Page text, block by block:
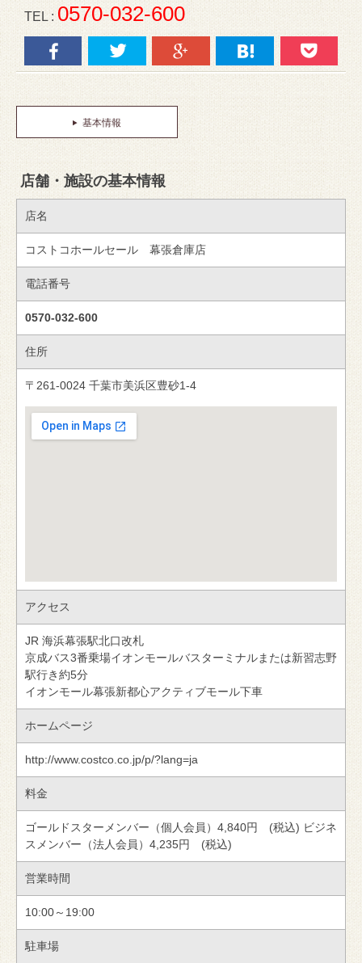
TEL : 0570-032-600
基本情報
店舗・施設の基本情報
店名
コストコホールセール 幕張倉庫店
電話番号
0570-032-600
住所
〒261-0024 千葉市美浜区豊砂1‐4
アクセス
JR 海浜幕張駅北口改札
京成バス3番乗場イオンモールバスターミナルまたは新習志野
駅行き約5分
イオンモール幕張新都心アクティブモール下車
ホームページ
http://www.costco.co.jp/p/?lang=ja
料金
ゴールドスターメンバー（個人会員）4,840円 (税込) ビジネ
スメンバー（法人会員）4,235円 (税込)
営業時間
10:00～19:00
駐車場